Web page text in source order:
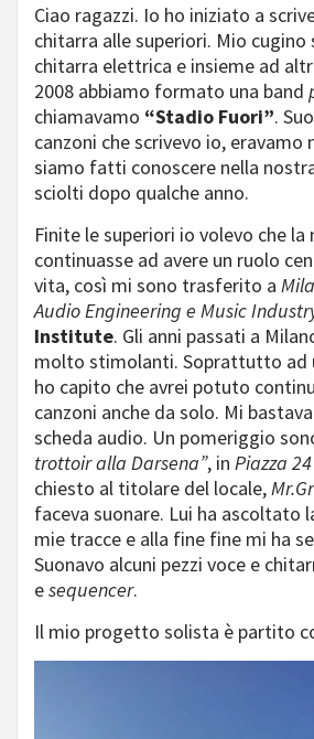
Ciao ragazzi. Io ho iniziato a
chitarra alle superiori. Mio cugino
chitarra elettrica e insieme ad
2008 abbiamo formato una band
chiamavamo “Stadio Fuori”.
canzoni che scrivevo io, eravamo
siamo fatti conoscere nella
sciolti dopo qualche anno.
Finite le superiori io volevo che la
continuasse ad avere un ruolo
vita, così mi sono trasferito a
Audio Engineering e Music
Institute. Gli anni passati a
molto stimolanti. Soprattutto ad
ho capito che avrei potuto
canzoni anche da solo. Mi
scheda audio. Un pomeriggio
trottoir alla Darsena”, in Piazza
chiesto al titolare del locale,
faceva suonare. Lui ha ascoltato
mie tracce e alla fine fine mi ha
Suonavo alcuni pezzi voce e
esequencer.
Il mio progetto solista è partito